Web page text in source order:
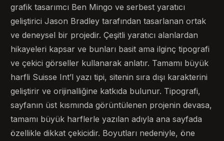
grafik tasarımcı Ben Mingo ve serbest yaratıcı
geliştirici Jason Bradley tarafından tasarlanan ortak
ve deneysel bir projedir. Çeşitli yaratıcı alanlardan
hikayeleri kapsar ve bunları basit ama ilginç tipografi
ve çekici görseller kullanarak anlatır. Tamamı büyük
harfli Suisse Int’l yazı tipi, sitenin sıra dışı karakterini
geliştirir ve orijinalliğine katkıda bulunur. Tipografi,
sayfanın üst kısmında görüntülenen projenin devasa,
tamamı büyük harflerle yazılan adıyla ana sayfada
özellikle dikkat çekicidir. Boyutları nedeniyle, öne